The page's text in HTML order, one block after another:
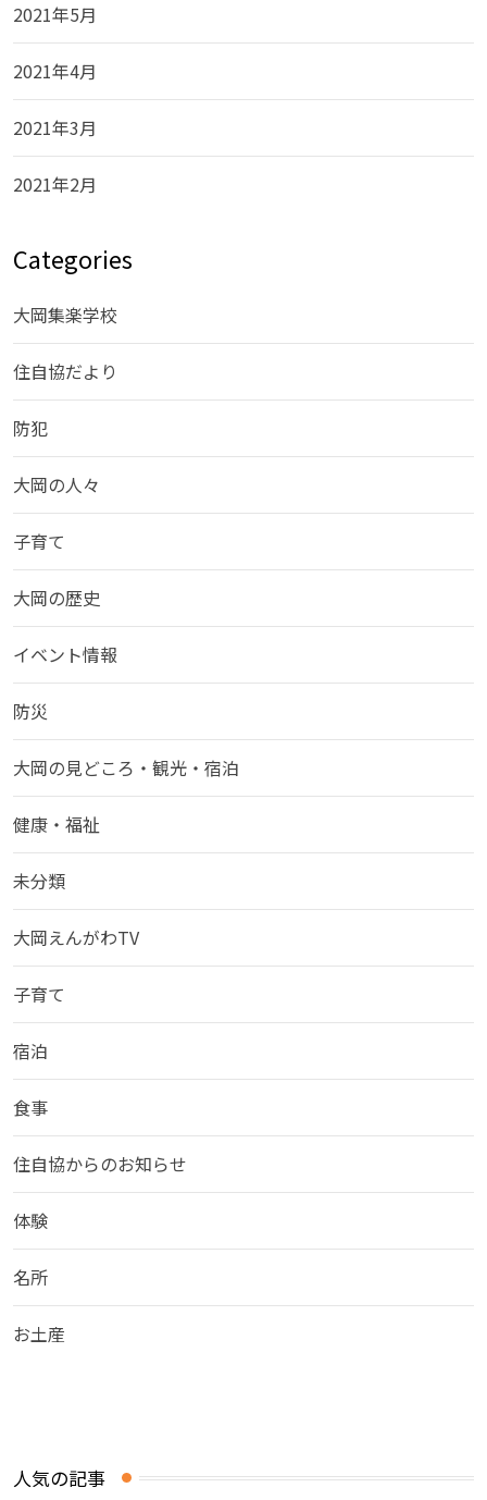
2021年5月
2021年4月
2021年3月
2021年2月
Categories
大岡集楽学校
住自協だより
防犯
大岡の人々
子育て
大岡の歴史
イベント情報
防災
大岡の見どころ・観光・宿泊
健康・福祉
未分類
大岡えんがわTV
子育て
宿泊
食事
住自協からのお知らせ
体験
名所
お土産
人気の記事